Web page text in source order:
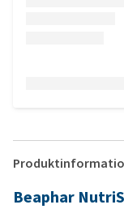
Beaphar